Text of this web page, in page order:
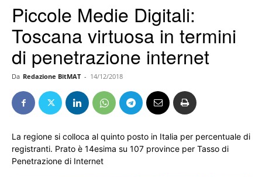
Piccole Medie Digitali:
Toscana virtuosa in termini
di penetrazione internet
Da Redazione BitMAT - 14/12/2018
La regione si colloca al quinto posto in Italia per percentuale di
registranti. Prato è 14esima su 107 province per Tasso di
Penetrazione di Internet